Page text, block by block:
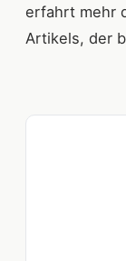
erfahrt mehr
Artikels, der